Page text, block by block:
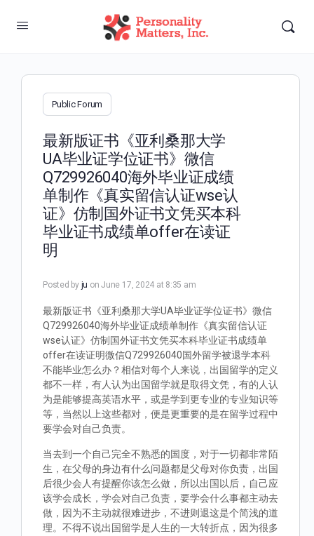
Public Forum
最新版证书《亚利桑那大学
UA毕业证学位证书》微信
Q729926040海外毕业证成绩
单制作《真实留信认证wse认
证》仿制国外证书文凭买本科
毕业证书成绩单offer在读证
明
Posted by ju on June 17, 2024 at 8:35 am
最新版证书《亚利桑那大学UA毕业证学位证书》微信
Q729926040海外毕业证成绩单制作《真实留信认证
wse认证》仿制国外证书文凭买本科毕业证书成绩单
offer在读证明微信Q729926040国外留学被退学本科
不能毕业怎么办？相信对每个人来说，出国留学的定义
都不一样，有人认为出国留学就是取得文凭，有的人认
为是能够提高英语水平，或是学到更专业的专业知识等
等，当然以上这些都对，便是更重要的是在留学过程中
要学会对自己负责。
当去到一个自己完全不熟悉的国度，对于一切都非常陌
生，在父母的身边有什么问题都是父母对你负责，出国
后很少会人有提醒你该怎么做，所以出国以后，自己应
该学会成长，学会对自己负责，要学会什么事都主动去
做，因为不主动就很难进步，不进则退这是个简浅的道
理。不得不说出国留学是人生的一大转折点，因为很多